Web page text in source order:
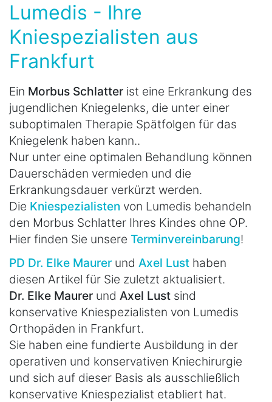
Lumedis - Ihre
Kniespezialisten aus
Frankfurt
Ein Morbus Schlatter ist eine Erkrankung des
jugendlichen Kniegelenks, die unter einer
suboptimalen Therapie Spätfolgen für das
Kniegelenk haben kann..
Nur unter eine optimalen Behandlung können
Dauerschäden vermieden und die
Erkrankungsdauer verkürzt werden.
Die Kniespezialisten von Lumedis behandeln
den Morbus Schlatter Ihres Kindes ohne OP.
Hier finden Sie unsere Terminvereinbarung!
PD Dr. Elke Maurer und Axel Lust haben
diesen Artikel für Sie zuletzt aktualisiert.
Dr. Elke Maurer und Axel Lust sind
konservative Kniespezialisten von Lumedis
Orthopäden in Frankfurt.
Sie haben eine fundierte Ausbildung in der
operativen und konservativen Kniechirurgie
und sich auf dieser Basis als ausschließlich
konservative Kniespezialist etabliert hat.